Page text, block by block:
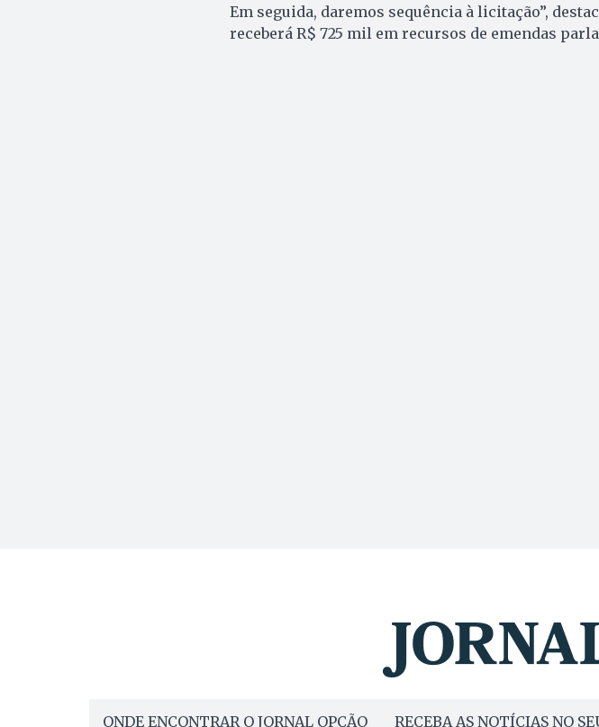
Em seguida, daremos sequência à licitação”,
receberá R$ 725 mil em recursos de emendas
ONDE ENCONTRAR O JORNAL OPÇÃO RECEBA AS NOTÍCIAS NO